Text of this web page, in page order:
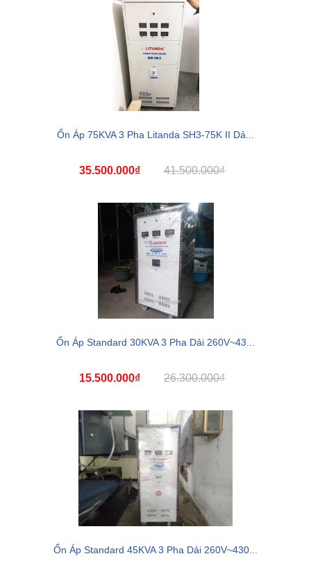
Ổn Áp 75KVA 3 Pha Litanda SH3-75K II Dả...
35.500.000₫ 41.500.000₫
Ổn Áp Standard 30KVA 3 Pha Dải 260V~43...
15.500.000₫ 26.300.000₫
Ổn Áp Standard 45KVA 3 Pha Dải 260V~430...